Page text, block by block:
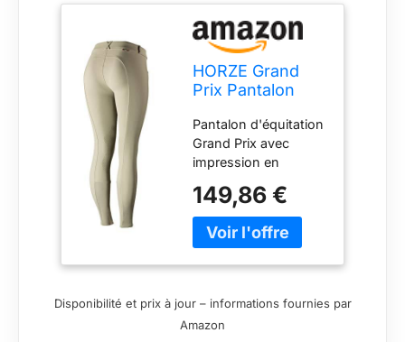
HORZE Grand
Prix Pantalon
silicone pour
femme
Pantalon d'équitation
Grand Prix avec
impression en
genou pour une
meilleure adhérence
Taille M Anti-saleté et
(UPF 50+). Poches
avant italiennes
149,86 €
Disponibilité et prix à jour – informations fournies par
Amazon